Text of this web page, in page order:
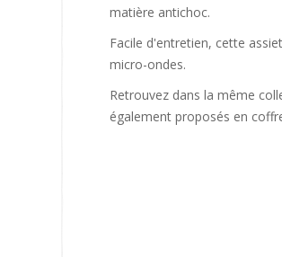
matière antichoc.
Facile d'entretien, cette
micro-ondes.
Retrouvez dans la même
également proposés en